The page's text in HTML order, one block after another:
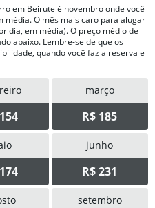
em Beirute é novembro onde você
média. O mês mais caro para alugar
dia, em média). O preço médio de
abaixo. Lembre-se de que os
quando você faz a reserva e
março
R$ 185
junho
R$ 231
setembro